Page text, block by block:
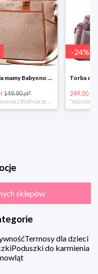
Torba dla mamy Babyono 1507/01 Comfort Chic w super cenie
149.90 zł*
-24%
249.00 zł
sklepów
Termosy dla dzieci
Poduszki do karmienia